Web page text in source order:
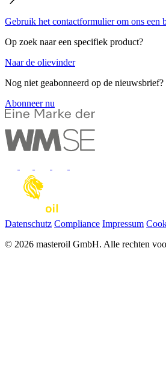
Gebruik het contactformulier om ons een
Op zoek naar een specifiek product?
Naar de olievinder
Nog niet geabonneerd op de nieuwsbrief?
Abonneer nu
Datenschutz Compliance Impressum
© 2026 masteroil GmbH. Alle rechten